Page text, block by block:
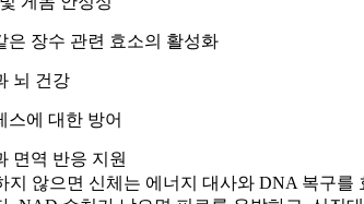
은 장수 관련 효소의 활성화
뇌 건강
스에 대한 방어
면역 반응 지원
지 않으면 신체는 에너지 대사와 DNA 복구를